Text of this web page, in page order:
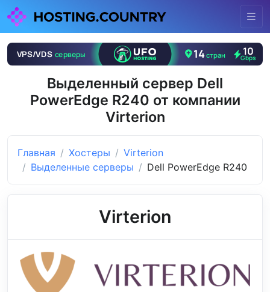
Выделенный сервер Dell
PowerEdge R240 от компании
Virterion
Главная Хостеры
Virterion
Выделенные серверы
Dell PowerEdge R240
Virterion